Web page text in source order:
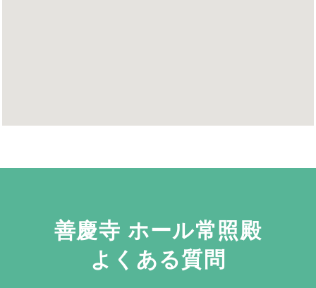
善慶寺 ホール常照殿
よくある質問